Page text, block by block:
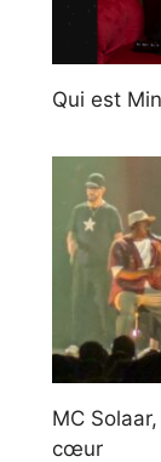
Qui est
MC
cœur